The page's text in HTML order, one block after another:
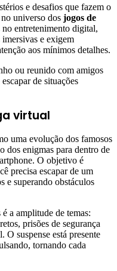
e desafios que fazem o
universo dos jogos de
entretenimento digital,
e exigem
aos mínimos detalhes.
ou reunido com amigos
de situações
virtual
uma evolução dos famosos
dos enigmas para dentro de
O objetivo é
precisa escapar de um
e superando obstáculos
a amplitude de temas:
prisões de segurança
O suspense está presente
tornando cada